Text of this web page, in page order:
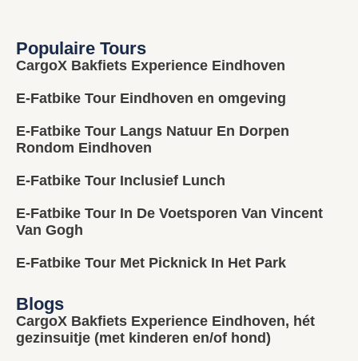
Populaire Tours
CargoX Bakfiets Experience Eindhoven
E-Fatbike Tour Eindhoven en omgeving
E-Fatbike Tour Langs Natuur En Dorpen
Rondom Eindhoven
E-Fatbike Tour Inclusief Lunch
E-Fatbike Tour In De Voetsporen Van Vincent
Van Gogh
E-Fatbike Tour Met Picknick In Het Park
Blogs
CargoX Bakfiets Experience Eindhoven, hét
gezinsuitje (met kinderen en/of hond)